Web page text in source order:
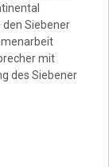
Siebener
mit
des Siebener